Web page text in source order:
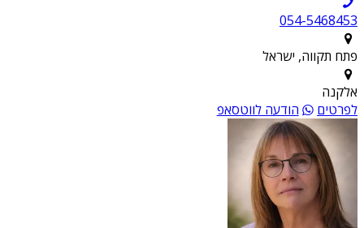
054-5468453
פתח תקווה, ישראל
אלקנה
לפרטים
הודעה לווטסאפ